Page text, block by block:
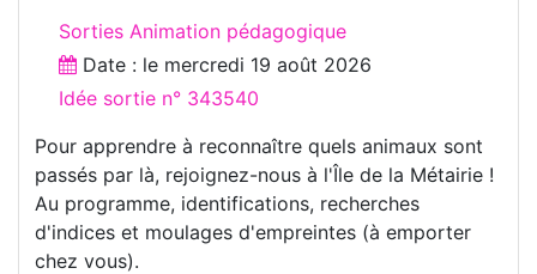
Sorties Animation pédagogique
Date : le mercredi 19 août 2026
Idée sortie n° 343540
Pour apprendre à reconnaître quels animaux sont
passés par là, rejoignez-nous à l'Île de la Métairie !
Au programme, identifications, recherches
d'indices et moulages d'empreintes (à emporter
chez vous).